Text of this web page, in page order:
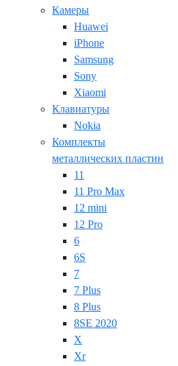
Камеры
Huawei
iPhone
Samsung
Sony
Xiaomi
Клавиатуры
Nokia
Комплекты
металлических пластин
11
11 Pro Max
12 mini
12 Pro
6
6S
7
7 Plus
8 Plus
8SE 2020
X
Xr